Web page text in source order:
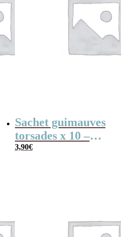
Sachet guimauves
torsades x 10 –
Bisounours
3,90€